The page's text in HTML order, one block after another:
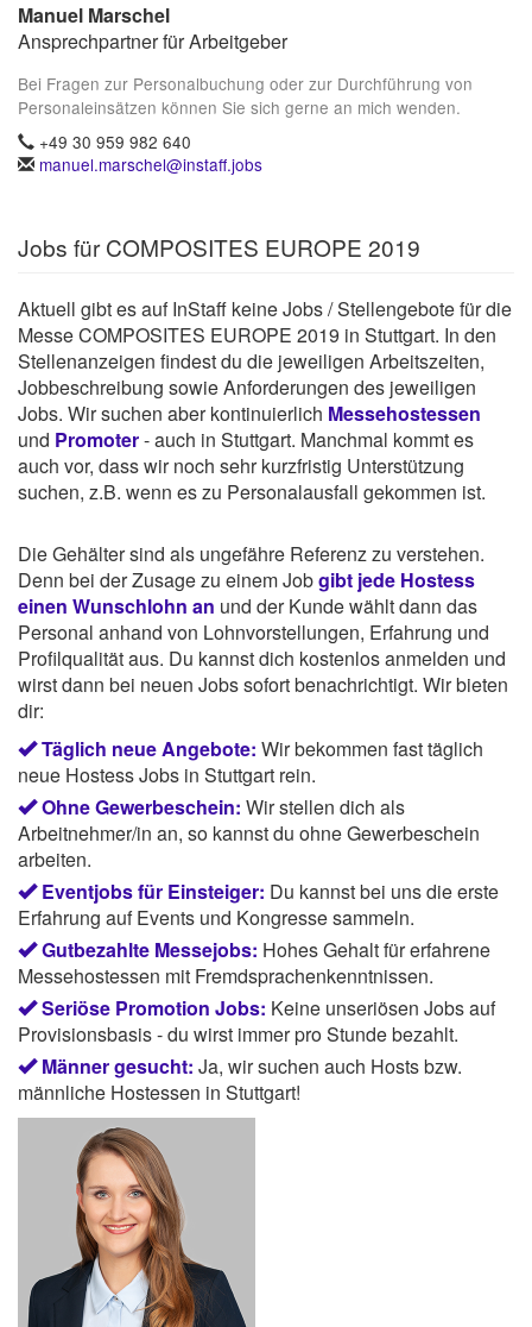
Manuel Marschel
Ansprechpartner für Arbeitgeber
Bei Fragen zur Personalbuchung oder zur Durchführung von
Personaleinsätzen können Sie sich gerne an mich wenden.
+49 30 959 982 640
manuel.marschel@instaff.jobs
Jobs für COMPOSITES EUROPE 2019
Aktuell gibt es auf InStaff keine Jobs / Stellengebote für die
Messe COMPOSITES EUROPE 2019 in Stuttgart. In den
Stellenanzeigen findest du die jeweiligen Arbeitszeiten,
Jobbeschreibung sowie Anforderungen des jeweiligen
Jobs. Wir suchen aber kontinuierlich Messehostessen
und Promoter- auch in Stuttgart. Manchmal kommt es
auch vor, dass wir noch sehr kurzfristig Unterstützung
suchen, z.B. wenn es zu Personalausfall gekommen ist.
Die Gehälter sind als ungefähre Referenz zu verstehen.
Denn bei der Zusage zu einem Jobgibt jede Hostess
einen Wunschlohn an und der Kunde wählt dann das
Personal anhand von Lohnvorstellungen, Erfahrung und
Profilqualität aus. Du kannst dich kostenlos anmelden und
wirst dann bei neuen Jobs sofort benachrichtigt. Wir bieten
dir:
Täglich neue Angebote: Wir bekommen fast täglich
neue Hostess Jobs in Stuttgart rein.
Ohne Gewerbeschein: Wir stellen dich als
Arbeitnehmer/in an, so kannst du ohne Gewerbeschein
arbeiten.
Eventjobs für Einsteiger: Du kannst bei uns die erste
Erfahrung auf Events und Kongresse sammeln.
Gutbezahlte Messejobs: Hohes Gehalt für erfahrene
Messehostessen mit Fremdsprachenkenntnissen.
Seriöse Promotion Jobs: Keine unseriösen Jobs auf
Provisionsbasis - du wirst immer pro Stunde bezahlt.
Männer gesucht: Ja, wir suchen auch Hosts bzw.
männliche Hostessen in Stuttgart!